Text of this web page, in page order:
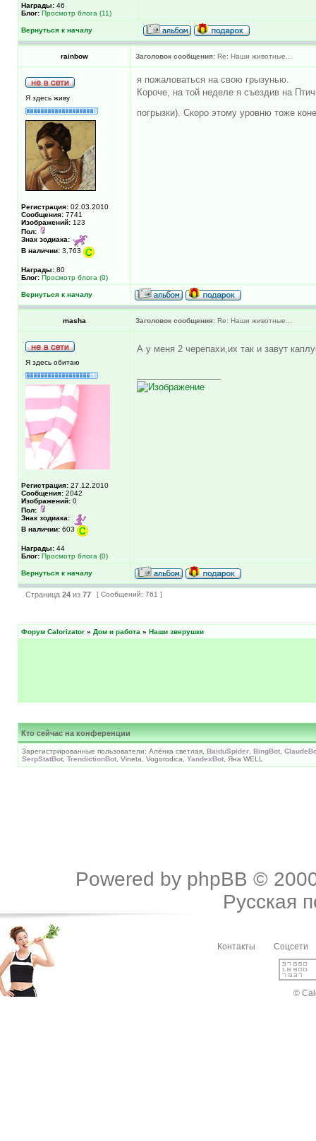
Награды: 46
Блог: Просмотр блога (11)
Вернуться к началу
rainbow Заголовок сообщения: Re: Наши животные...
Я здесь живу
Регистрация: 02.03.2010
Сообщения: 7741
Изображений: 123
Пол:
Знак зодиака:
В наличии: 3,763
Награды: 80
Блог: Просмотр блога (0)
я пожаловаться на свою грызунью.
Короче, на той неделе я съездив на
погрызки). Скоро этому уровню тоже
Вернуться к началу
masha Заголовок сообщения: Re: Наши животные...
Я здесь обитаю
Регистрация: 27.12.2010
Сообщения: 2042
Изображений: 0
Пол:
Знак зодиака:
В наличии: 603
Награды: 44
Блог: Просмотр блога (0)
А у меня 2 черепахи,их так и завут
Вернуться к началу
Страница 24 из 77 [ Сообщений: 761 ]
Форум Calorizator » Дом и работа » Наши зверушки
Кто сейчас на конференции
Зарегистрированные пользователи: Алёнка светлая, BaiduSpider BingBot
SerpStatBot TrendictionBot , Vineta, Vogorodica, YandexBot , Яна WELL
Powered by phpBB ©
Русская
Контакты Соцсети
©